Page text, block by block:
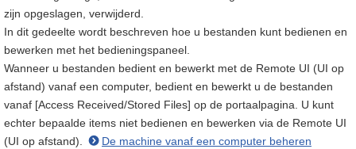
zijn opgeslagen, verwijderd.
In dit gedeelte wordt beschreven hoe u bestanden kunt bedienen en
bewerken met het bedieningspaneel.
Wanneer u bestanden bedient en bewerkt met de Remote UI (UI op
afstand) vanaf een computer, bedient en bewerkt u de bestanden
vanaf [Access Received/Stored Files] op de portaalpagina. U kunt
echter bepaalde items niet bedienen en bewerken via de Remote UI
(UI op afstand).
De machine vanaf een computer beheren